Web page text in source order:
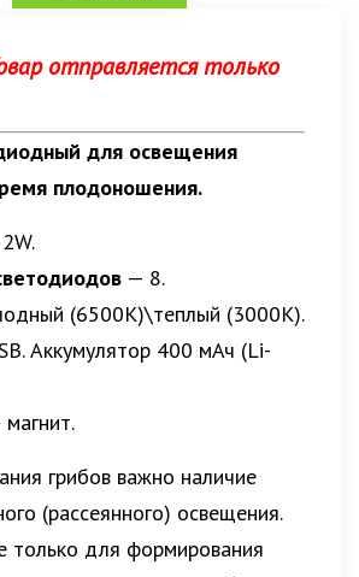
отправляется только
для освещения
плодоношения.
— 8.
(6500К)\теплый (3000К).
Аккумулятор 400 мАч (Li-
грибов важно наличие
(рассеянного) освещения.
только для формирования